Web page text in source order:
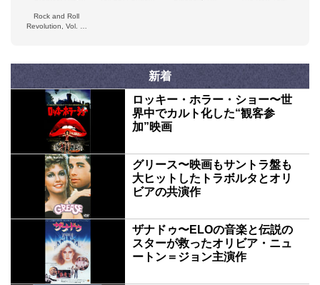
Rock and Roll
Revolution, Vol. 7,
新着
ロッキー・ホラー・ショー〜世
界中でカルト化した“観客参
加”映画
グリース〜映画もサントラ盤も
大ヒットしたトラボルタとオリ
ビアの共演作
ザナドゥ〜ELOの音楽と伝説の
スターが救ったオリビア・ニュ
ートン＝ジョン主演作